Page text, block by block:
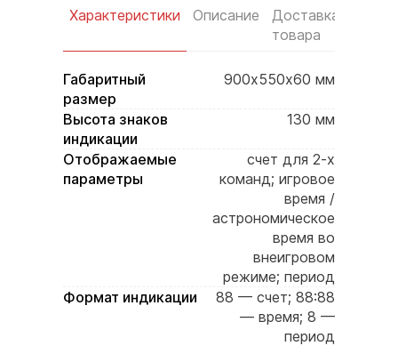
Характеристики Описание
Доставка
товара
Габаритный
размер
900х550х60 мм
Высота знаков
индикации
130 мм
Отображаемые
параметры
счет для 2-х
команд; игровое
время /
астрономическое
время во
внеигровом
режиме; период
Формат индикации
88 — счет; 88:88
— время; 8 —
период